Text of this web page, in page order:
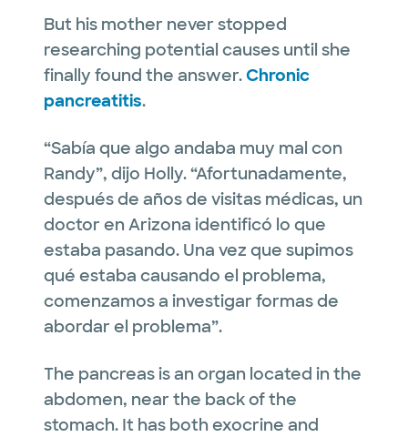
But his mother never stopped
researching potential causes until she
finally found the answer.Chronic
pancreatitis.
“Sabía que algo andaba muy mal con
Randy”, dijo Holly. “Afortunadamente,
después de años de visitas médicas, un
doctor en Arizona identificó lo que
estaba pasando. Una vez que supimos
qué estaba causando el problema,
comenzamos a investigar formas de
abordar el problema”.
The pancreas is an organ located in the
abdomen, near the back of the
stomach. It has both exocrine and